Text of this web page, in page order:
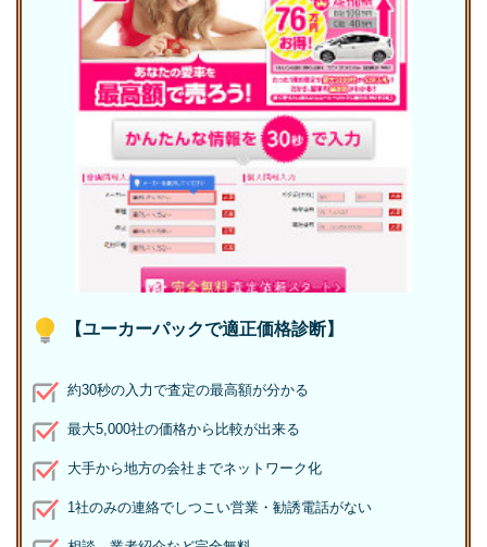
【ユーカーパックで適正価格診断】
約30秒の入力で査定の最高額が分かる
最大5,000社の価格から比較が出来る
大手から地方の会社までネットワーク化
1社のみの連絡でしつこい営業・勧誘電話がない